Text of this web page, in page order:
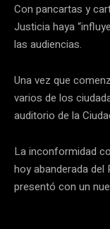
Con pancartas y
Justicia haya
las audiencias.
Una vez que
varios de los
auditorio de la
La inconformidad
hoy abanderada del
presentó con un